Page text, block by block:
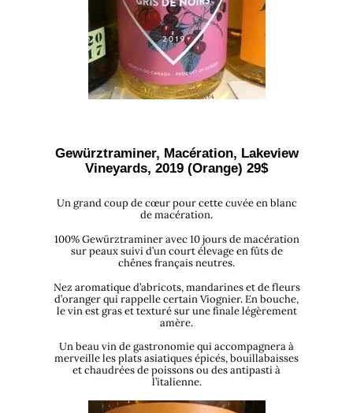
Gewürztraminer, Macération, Lakeview
Vineyards, 2019 (Orange) 29$
Un grand coup de cœur pour cette cuvée en blanc
de macération.
100% Gewürztraminer avec 10 jours de macération
sur peaux suivi d’un court élevage en fûts de
chênes français neutres.
Nez aromatique d’abricots, mandarines et de fleurs
d’oranger qui rappelle certain Viognier. En bouche,
le vin est gras et texturé sur une finale légèrement
amère.
Un beau vin de gastronomie qui accompagnera à
merveille les plats asiatiques épicés, bouillabaisses
et chaudrées de poissons ou des antipasti à
l’italienne.